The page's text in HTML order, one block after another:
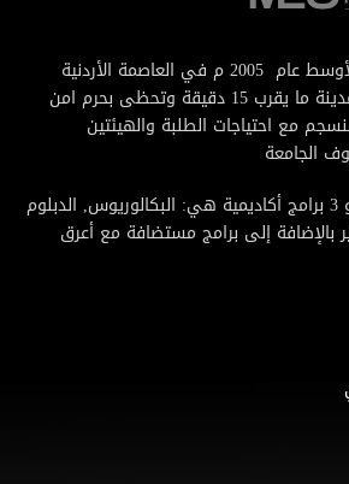
تأسست جامعة الشرق الأوسط عام 2005 م في العاصمة الأردنية
عمان, وتبعد عن مركز المدينة ما يقرب 15 دقيقة وتحظى بحرم امن
مع احتياجات الطلبة والهيئتين
الجامعة
وتضم الجامعة 9 كليات و 3 برامج أكاديمية هي: البكالوريوس, الدبلوم
بالإضافة إلى برامج مستضافة مع أعرق